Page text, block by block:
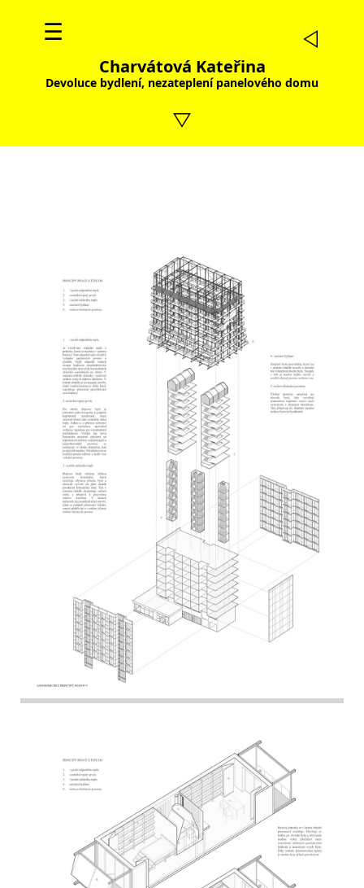
☰
Charvátová Kateřina
Devoluce bydlení, nezateplení panelového domu